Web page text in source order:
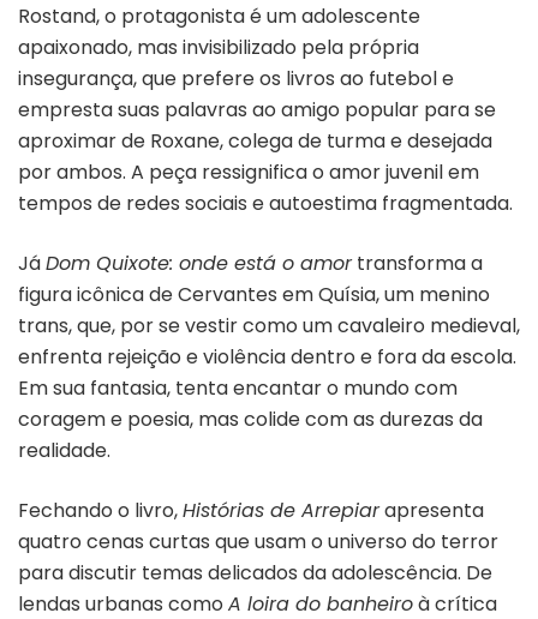
Rostand, o protagonista é um adolescente
apaixonado, mas invisibilizado pela própria
insegurança, que prefere os livros ao futebol e
empresta suas palavras ao amigo popular para se
aproximar de Roxane, colega de turma e desejada
por ambos. A peça ressignifica o amor juvenil em
tempos de redes sociais e autoestima fragmentada.
JáDom Quixote: onde está o amortransforma a
figura icônica de Cervantes em Quísia, um menino
trans, que, por se vestir como um cavaleiro medieval,
enfrenta rejeição e violência dentro e fora da escola.
Em sua fantasia, tenta encantar o mundo com
coragem e poesia, mas colide com as durezas da
realidade.
Fechando o livro,Histórias de Arrepiarapresenta
quatro cenas curtas que usam o universo do terror
para discutir temas delicados da adolescência. De
lendas urbanas como A loira do banheiroà crítica